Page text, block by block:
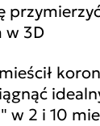
w 3D
w 2 i 10